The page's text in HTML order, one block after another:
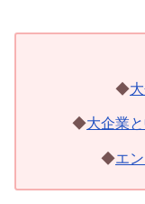
◆
◆大企業
◆エ